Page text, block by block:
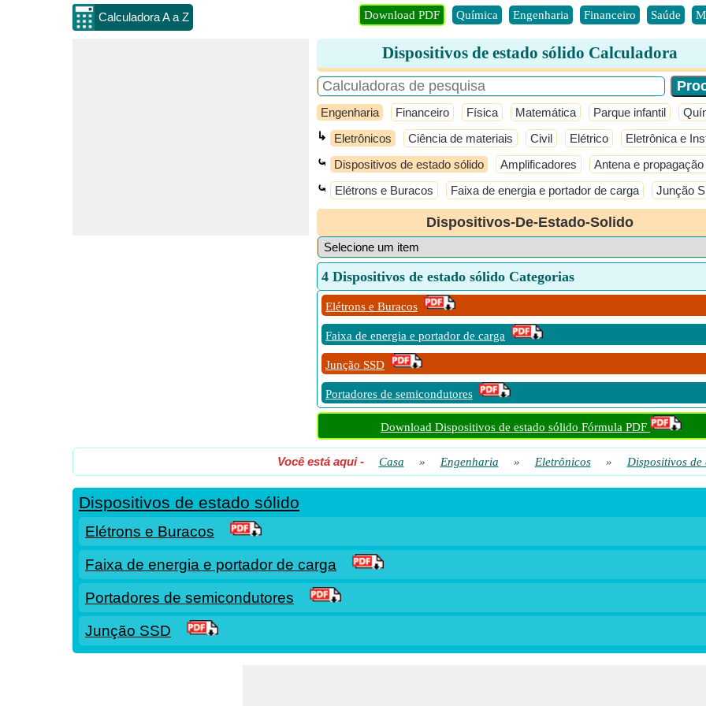
Calculadora A a Z Download PDF Química Engenharia Financeiro Saúde
Dispositivos de estado sólido Calculadora
Engenharia Financeiro Física Matemática Parque infantil
↳ Eletrônicos Ciência de materiais Civil Elétrico Eletrônica e
⤿ Dispositivos de estado sólido Amplificadores Antena e propagação
⤿ Elétrons e Buracos Faixa de energia e portador de carga Junção
Dispositivos-De-Estado-Solido
4 Dispositivos de estado sólido Categorias
Elétrons e Buracos
Faixa de energia e portador de carga
Junção SSD
Portadores de semicondutores
Download Dispositivos de estado sólido Fórmula PDF
Você está aqui- Casa » Engenharia » Eletrônicos » Dispositivos de
Dispositivos de estado sólido
Elétrons e Buracos
Faixa de energia e portador de carga
Portadores de semicondutores
Junção SSD